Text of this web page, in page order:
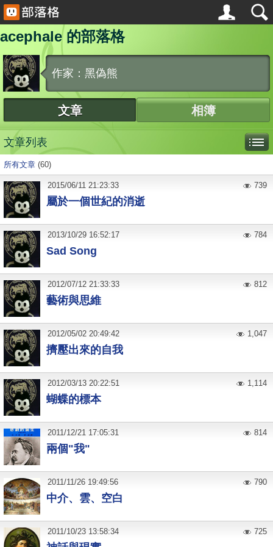
acephale 的部落格
作家：黑偽熊
文章 相簿
文章列表
所有文章 (60)
屬於一個世紀的消逝
2015/06/11 21:23:33 739
Sad Song
2013/10/29 16:52:17 784
藝術與思維
2012/07/12 21:33:33 812
擠壓出來的自我
2012/05/02 20:49:42 1,047
蝴蝶的標本
2012/03/13 20:22:51 1,114
兩個"我"
2011/12/21 17:05:31 814
中介、雲、空白
2011/11/26 19:49:56 790
2011/10/23 13:58:34 725